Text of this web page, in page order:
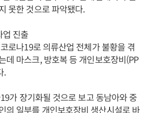
못한 것으로 파악됐다.
진출
로나19로 의류산업 전체가 불황을 겪
데 마스크, 방호복 등 개인보호장비(PP
.
가 장기화될 것으로 보고 동남아와 중
의 일부를 개인보호장비 생산시설로 바